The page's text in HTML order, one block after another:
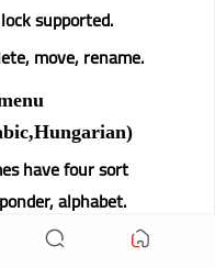
supported.
move, rename.
have four sort
alphabet.
Recall History